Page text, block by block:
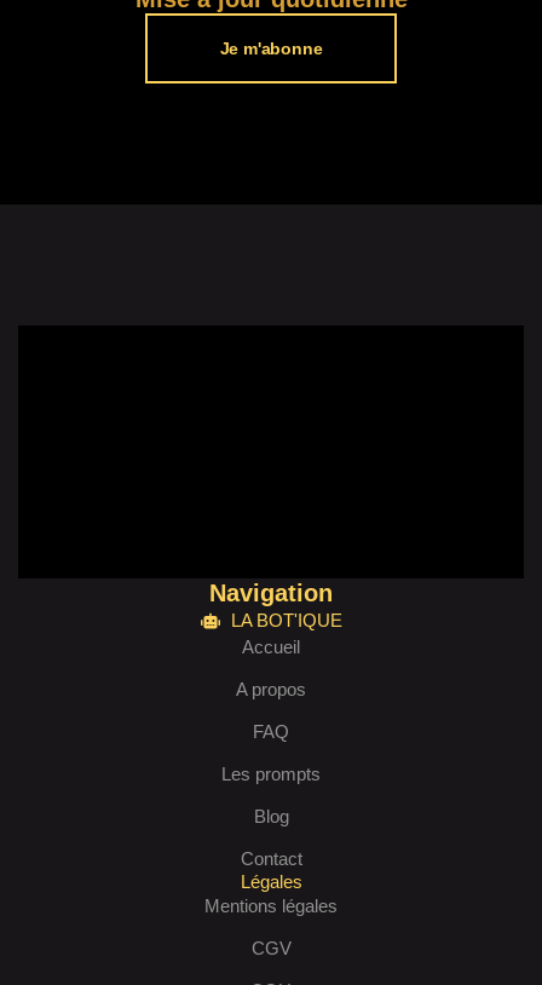
Je m'abonne
Navigation
LA BOT'IQUE
Accueil
A propos
FAQ
Les prompts
Blog
Contact
Légales
Mentions légales
CGV